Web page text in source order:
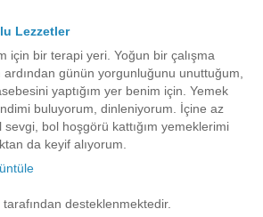
Lezzetler
için bir terapi yeri. Yoğun bir çalışma
günün yorgunluğunu unuttuğum,
yaptığım yer benim için. Yemek
buluyorum, dinleniyorum. İçine az
bol hoşgörü kattığım yemeklerimi
da keyif alıyorum.
tarafından desteklenmektedir.